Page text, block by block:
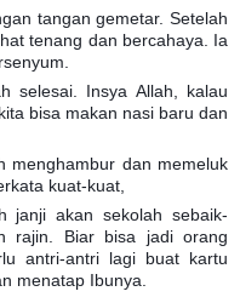
tangan gemetar. Setelah
tenang dan bercahaya. Ia
selesai. Insya Allah, kalau
bisa makan nasi baru dan
menghambur dan memeluk
kuat-kuat,
janji akan sekolah sebaik-
rajin. Biar bisa jadi orang
antri-antri lagi buat kartu
menatap Ibunya.